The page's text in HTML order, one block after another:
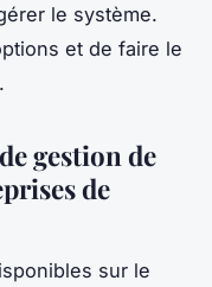
le système.
et de faire le
gestion de
de
sur le